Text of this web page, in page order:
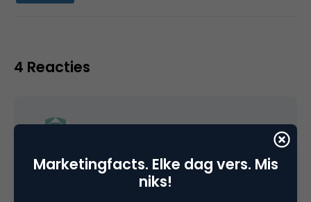
4 Reacties
Met alle respect: David Brinks weet niet waar
Marketingfacts. Elke dag vers. Mis
niks!